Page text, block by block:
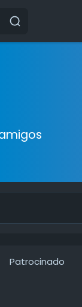
Patrocinado